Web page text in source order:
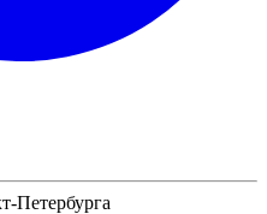
Петербурга